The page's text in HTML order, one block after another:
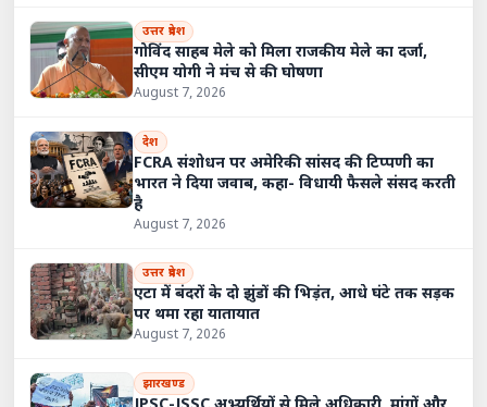
उत्तर प्रदेश
गोविंद साहब मेले को मिला राजकीय मेले का दर्जा,
सीएम योगी ने मंच से की घोषणा
August 7, 2026
देश
FCRA संशोधन पर अमेरिकी सांसद की टिप्पणी का
भारत ने दिया जवाब, कहा- विधायी फैसले संसद करती
है
August 7, 2026
उत्तर प्रदेश
एटा में बंदरों के दो झुंडों की भिड़ंत, आधे घंटे तक सड़क
पर थमा रहा यातायात
August 7, 2026
झारखण्ड